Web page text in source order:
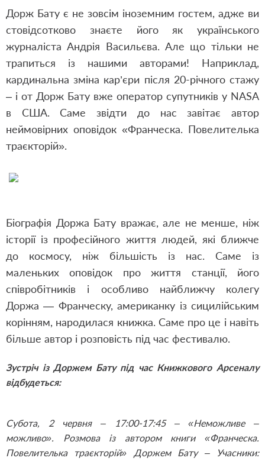
Дорж Бату є не зовсім іноземним гостем, адже ви
стовідсотково знаєте його як українського
журналіста Андрія Васильєва. Але що тільки не
трапиться із нашими авторами! Наприклад,
кардинальна зміна кар’єри після 20-річного стажу
– і от Дорж Бату вже оператор супутників у NASA
в США. Саме звідти до нас завітає автор
неймовірних оповідок «Франческа. Повелителька
траєкторій».
Біографія Доржа Бату вражає, але не менше, ніж
історії із професійного життя людей, які ближче
до космосу, ніж більшість із нас. Саме із
маленьких оповідок про життя станції, його
співробітників і особливо найближчу колегу
Доржа — Франческу, американку із сицилійським
корінням, народилася книжка. Саме про це і навіть
більше автор і розповість під час фестивалю.
Зустріч із Доржем Бату під час Книжкового Арсеналу
відбудеться:
Субота, 2 червня – 17:00-17:45 – «Неможливе –
можливо». Розмова із автором книги «Франческа.
Повелителька траєкторій» Доржем Бату – Учасники: